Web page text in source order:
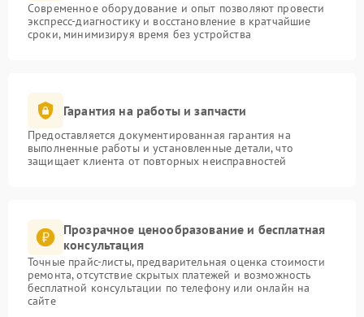
Современное оборудование и опыт позволяют провести
экспресс-диагностику и восстановление в кратчайшие
сроки, минимизируя время без устройства
Гарантия на работы и запчасти
Предоставляется документированная гарантия на
выполненные работы и установленные детали, что
защищает клиента от повторных неисправностей
Прозрачное ценообразование и бесплатная
консультация
Точные прайс-листы, предварительная оценка стоимости
ремонта, отсутствие скрытых платежей и возможность
бесплатной консультации по телефону или онлайн на
сайте